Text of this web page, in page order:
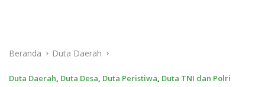
Beranda Duta Daerah
Duta Daerah, Duta Desa, Duta Peristiwa, Duta TNI dan Polri